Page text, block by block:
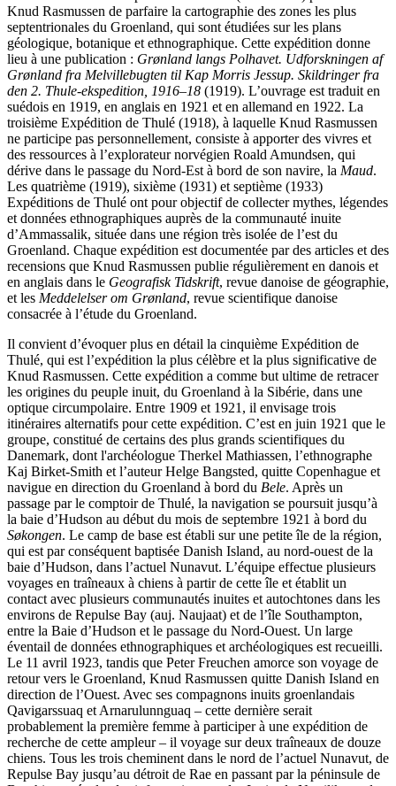
Knud Rasmussen de parfaire la cartographie des zones les plus
septentrionales du Groenland, qui sont étudiées sur les plans
géologique, botanique et ethnographique. Cette expédition donne
lieu à une publication : Grønland langs Polhavet. Udforskningen af
Grønland fra Melvillebugten til Kap Morris Jessup. Skildringer fra
den 2. Thule-ekspedition, 1916–18 (1919). L’ouvrage est traduit en
suédois en 1919, en anglais en 1921 et en allemand en 1922. La
troisième Expédition de Thulé (1918), à laquelle Knud Rasmussen
ne participe pas personnellement, consiste à apporter des vivres et
des ressources à l’explorateur norvégien Roald Amundsen, qui
dérive dans le passage du Nord-Est à bord de son navire, la Maud.
Les quatrième (1919), sixième (1931) et septième (1933)
Expéditions de Thulé ont pour objectif de collecter mythes, légendes
et données ethnographiques auprès de la communauté inuite
d’Ammassalik, située dans une région très isolée de l’est du
Groenland. Chaque expédition est documentée par des articles et des
recensions que Knud Rasmussen publie régulièrement en danois et
en anglais dans le Geografisk Tidskrift, revue danoise de géographie,
et les Meddelelser om Grønland, revue scientifique danoise
consacrée à l’étude du Groenland.
Il convient d’évoquer plus en détail la cinquième Expédition de
Thulé, qui est l’expédition la plus célèbre et la plus significative de
Knud Rasmussen. Cette expédition a comme but ultime de retracer
les origines du peuple inuit, du Groenland à la Sibérie, dans une
optique circumpolaire. Entre 1909 et 1921, il envisage trois
itinéraires alternatifs pour cette expédition. C’est en juin 1921 que le
groupe, constitué de certains des plus grands scientifiques du
Danemark, dont l'archéologue Therkel Mathiassen, l’ethnographe
Kaj Birket-Smith et l’auteur Helge Bangsted, quitte Copenhague et
navigue en direction du Groenland à bord du Bele. Après un
passage par le comptoir de Thulé, la navigation se poursuit jusqu’à
la baie d’Hudson au début du mois de septembre 1921 à bord du
Søkongen. Le camp de base est établi sur une petite île de la région,
qui est par conséquent baptisée Danish Island, au nord-ouest de la
baie d’Hudson, dans l’actuel Nunavut. L’équipe effectue plusieurs
voyages en traîneaux à chiens à partir de cette île et établit un
contact avec plusieurs communautés inuites et autochtones dans les
environs de Repulse Bay (auj. Naujaat) et de l’île Southampton,
entre la Baie d’Hudson et le passage du Nord-Ouest. Un large
éventail de données ethnographiques et archéologiques est recueilli.
Le 11 avril 1923, tandis que Peter Freuchen amorce son voyage de
retour vers le Groenland, Knud Rasmussen quitte Danish Island en
direction de l’Ouest. Avec ses compagnons inuits groenlandais
Qavigarssuaq et Arnarulunnguaq – cette dernière serait
probablement la première femme à participer à une expédition de
recherche de cette ampleur – il voyage sur deux traîneaux de douze
chiens. Tous les trois cheminent dans le nord de l’actuel Nunavut, de
Repulse Bay jusqu’au détroit de Rae en passant par la péninsule de